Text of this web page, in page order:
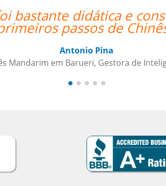
via Skype me fazer